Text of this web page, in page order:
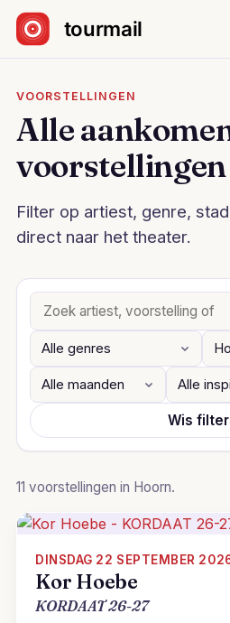
Sla navigatie over
VOORSTELLINGEN
Alle
voorstellingen
Filter op artiest, genre,
direct naar het theater.
Wis
11 voorstellingen in Hoorn.
DINSDAG 22 SEPTEMBER
Kor Hoebe
KORDAAT 26-27